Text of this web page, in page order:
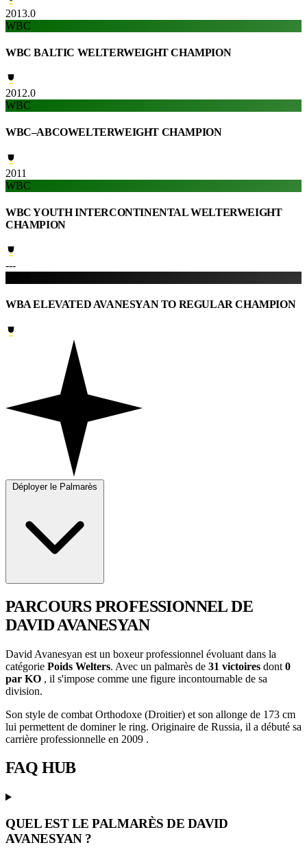
2013.0
WBC
WBC BALTIC WELTERWEIGHT CHAMPION
2012.0
WBC
WBC–ABCOWELTERWEIGHT CHAMPION
2011
WBC
WBC YOUTH INTERCONTINENTAL WELTERWEIGHT
CHAMPION
---
WBA ELEVATED AVANESYAN TO REGULAR CHAMPION
Déployer le Palmarès
PARCOURS PROFESSIONNELDE
DAVID AVANESYAN
David Avanesyan est un boxeur professionnel évoluant dans la
catégorie Poids Welters. Avec un palmarès de 31 victoires dont 0
par KO , il s'impose comme une figure incontournable de sa
division.
Son style de combat Orthodoxe (Droitier) et son allonge de 173 cm
lui permettent de dominer le ring. Originaire de Russia, il a débuté sa
carrière professionnelle en 2009 .
FAQ HUB
QUEL EST LE PALMARÈS DE DAVID
AVANESYAN ?